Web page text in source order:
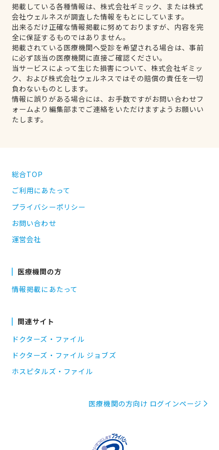
掲載している各種情報は、株式会社ギミック、または株式
会社ウェルネスが調査した情報をもとにしています。
出来るだけ正確な情報掲載に努めておりますが、内容を完
全に保証するものではありません。
掲載されている医療機関へ受診を希望される場合は、事前
に必ず該当の医療機関に直接ご確認ください。
当サービスによって生じた損害について、株式会社ギミッ
ク、および株式会社ウェルネスではその賠償の責任を一切
負わないものとします。
情報に誤りがある場合には、お手数ですがお問い合わせフ
ォームより編集部までご連絡をいただけますようお願いい
たします。
総合TOP
ご利用にあたって
プライバシーポリシー
お問い合わせ
運営会社
医療機関の方
情報掲載にあたって
関連サイト
ドクターズ・ファイル
ドクターズ・ファイル ジョブズ
ホスピタルズ・ファイル
医療機関の方向け ログインページ